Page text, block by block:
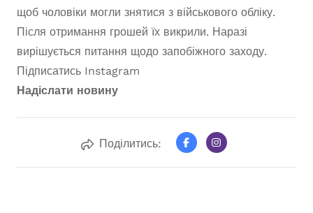
щоб чоловіки могли знятися з військового обліку.
Після отримання грошей їх викрили. Наразі
вирішується питання щодо запобіжного заходу.
Підписатись Instagram
Надіслати новину
Поділитись: